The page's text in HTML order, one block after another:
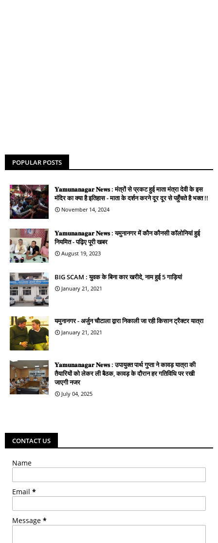
POPULAR POSTS
𝐘𝐚𝐦𝐮𝐧𝐚𝐧𝐚𝐠𝐚𝐫 𝐍𝐞𝐰𝐬 : मंत्रों से प्रकट हुई माता मंत्रा देवी के इस
मंदिर का क्या है इतिहास - माता के दर्शन करने दूर दूर से पहुँचते है भक्त !!
November 14, 2024
𝐘𝐚𝐦𝐮𝐧𝐚𝐧𝐚𝐠𝐚𝐫 𝐍𝐞𝐰𝐬 : यमुनानगर में कौन कौनसी कॉलोनियां हुई
नियमित - पढ़िए पूरी खबर
August 19, 2023
BIG SCAM : युवक के बिना कार खरीदे, नाम हुई 5 गाड़ियां
January 21, 2021
यमुनानगर - अर्जुन चौटाला द्वारा निकाली जा रही किसान ट्रैक्टर यात्रा
January 21, 2021
𝐘𝐚𝐦𝐮𝐧𝐚𝐧𝐚𝐠𝐚𝐫 𝐍𝐞𝐰𝐬 : उपायुक्त पार्थ गुप्ता ने कावड़ यात्रा की
तैयारियों को लेकर ली बैठक, कावड़ के दौरान हर गतिविधि पर रखी
जाएगी नजर
July 04, 2025
CONTACT US
Name
Email *
Message *